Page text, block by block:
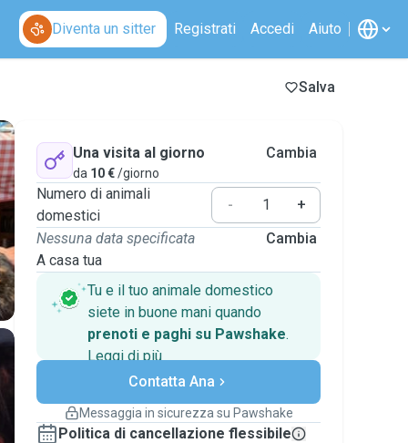
Diventa un sitter Registrati Accedi Aiuto
Salva
Una visita al giorno
da 10 €/giorno
Cambia
Numero di animali
domestici
-
+
Nessuna data specificata
A casa tua
Cambia
Tu e il tuo animale domestico
siete in buone mani quando
prenoti e paghi su Pawshake.
Leggi di piùPagamenti sicuri
Assistenza se i piani
Prenotazioni coperte
Stai su Pawshake - dal primo messaggio al
Contatta Ana
Messaggia in sicurezza su Pawshake
Politica di cancellazione flessibile